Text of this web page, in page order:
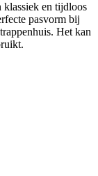
klassiek en tijdloos
pasvorm bij
Het kan